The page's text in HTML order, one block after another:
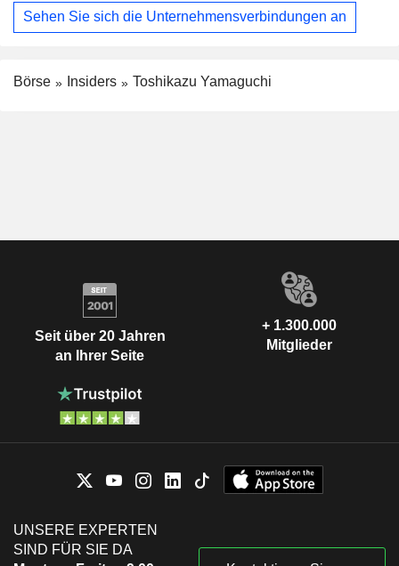
Sehen Sie sich die Unternehmensverbindungen an
Börse Insiders Toshikazu Yamaguchi
Seit über 20 Jahren
an Ihrer Seite
+ 1.300.000
Mitglieder
UNSERE EXPERTEN
SIND FÜR SIE DA